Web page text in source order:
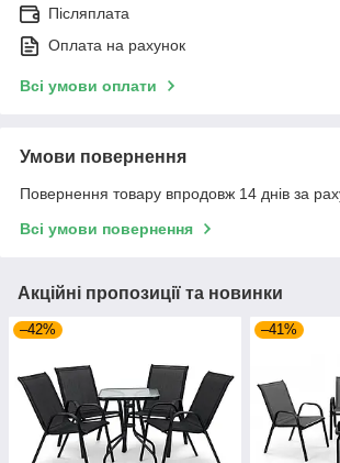
Післяплата
Оплата на рахунок
Всі умови оплати
Умови повернення
Повернення товару впродовж 14 днів за
Всі умови повернення
Акційні пропозиції та новинки
–42% –41%